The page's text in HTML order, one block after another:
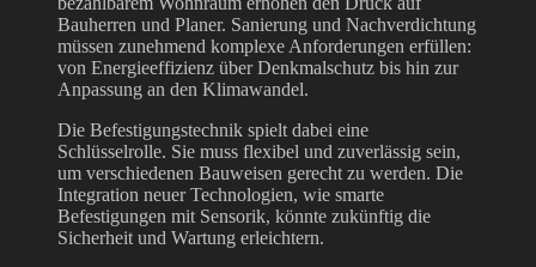
Bauherren und Planer. Sanierung und Nachverdichtung
müssen zunehmend komplexe Anforderungen erfüllen:
von Energieeffizienz über Denkmalschutz bis hin zur
Anpassung an den Klimawandel.
Die Befestigungstechnik spielt dabei eine
Schlüsselrolle. Sie muss flexibel und zuverlässig sein,
um verschiedenen Bauweisen gerecht zu werden. Die
Integration neuer Technologien, wie smarte
Befestigungen mit Sensorik, könnte zukünftig die
Sicherheit und Wartung erleichtern.